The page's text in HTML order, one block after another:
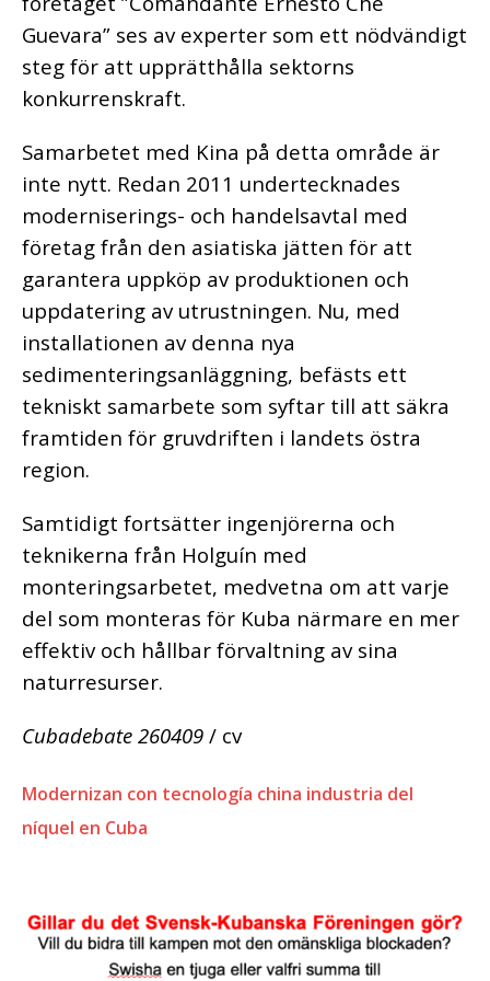
Guevara” ses av experter som ett nödvändigt
steg för att upprätthålla sektorns
konkurrenskraft.
Samarbetet med Kina på detta område är
inte nytt. Redan 2011 undertecknades
moderniserings- och handelsavtal med
företag från den asiatiska jätten för att
garantera uppköp av produktionen och
uppdatering av utrustningen. Nu, med
installationen av denna nya
sedimenteringsanläggning, befästs ett
tekniskt samarbete som syftar till att säkra
framtiden för gruvdriften i landets östra
region.
Samtidigt fortsätter ingenjörerna och
teknikerna från Holguín med
monteringsarbetet, medvetna om att varje
del som monteras för Kuba närmare en mer
effektiv och hållbar förvaltning av sina
naturresurser.
Cubadebate 260409 / cv
Modernizan con tecnología china industria del
níquel en Cuba